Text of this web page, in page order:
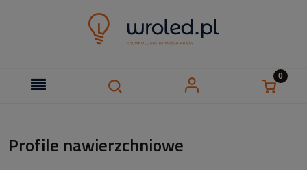
Profile nawierzchniowe